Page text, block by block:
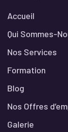
Accueil
Qui Sommes-
Nos Services
Formation
Blog
Nos Offres
Galerie